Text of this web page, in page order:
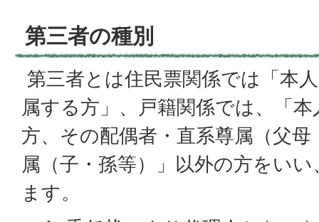
第三者の種別
第三者とは住民票関係では「本
属する方」、戸籍関係では、「
方、その配偶者・直系尊属（父
属（子・孫等）」以外の方をい
ます。